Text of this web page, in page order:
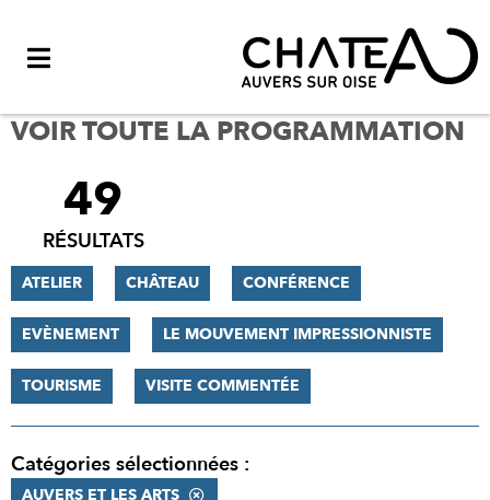
VOIR TOUTE LA PROGRAMMATION
FILTRER
RÉSULTATS
49
RÉSULTATS
ATELIER CHÂTEAU CONFÉRENCE
EVÈNEMENT LE MOUVEMENT IMPRESSIONNISTE
TOURISME VISITE COMMENTÉE
Catégories sélectionnées :
AUVERS ET LES ARTS